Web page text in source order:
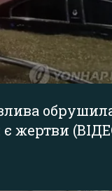
є жертви